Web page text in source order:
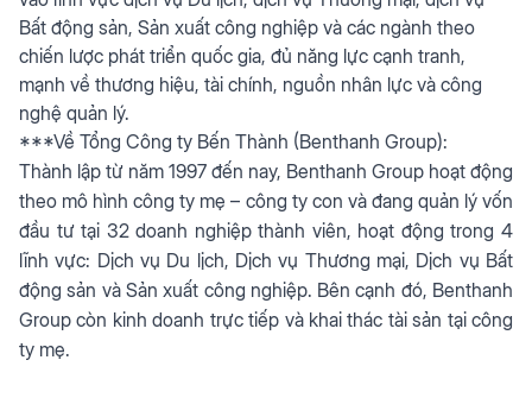
Bất động sản, Sản xuất công nghiệp và các ngành theo
chiến lược phát triển quốc gia, đủ năng lực cạnh tranh,
mạnh về thương hiệu, tài chính, nguồn nhân lực và công
nghệ quản lý.
***Về Tổng Công ty Bến Thành (Benthanh Group):
Thành lập từ năm 1997 đến nay, Benthanh Group hoạt động
theo mô hình công ty mẹ – công ty con và đang quản lý vốn
đầu tư tại 32 doanh nghiệp thành viên, hoạt động trong 4
lĩnh vực: Dịch vụ Du lịch, Dịch vụ Thương mại, Dịch vụ Bất
động sản và Sản xuất công nghiệp. Bên cạnh đó, Benthanh
Group còn kinh doanh trực tiếp và khai thác tài sản tại công
ty mẹ.